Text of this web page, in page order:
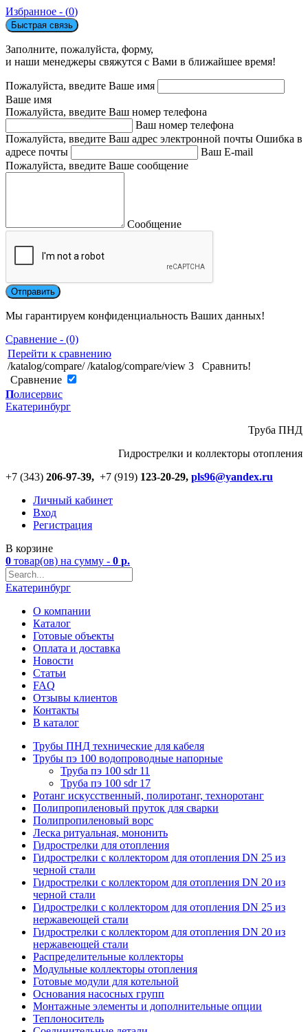
Избранное - (0)
Быстрая связь
Заполните, пожалуйста, форму,
и наши менеджеры свяжутся с Вами в ближайшее время!
Пожалуйста, введите Ваше имя
Ваше имя
Пожалуйста, введите Ваш номер телефона
Ваш номер телефона
Пожалуйста, введите Ваш адрес электронной почты Ошибка в
адресе почты
Ваш E-mail
Пожалуйста, введите Ваше сообщение
Сообщение
Мы гарантируем конфиденциальность Ваших данных!
Сравнение - (0)
Перейти к сравнению
/katalog/compare/ /katalog/compare/view 3
Сравнить!
Cравнение
Полисервис
Екатеринбург
Труба ПНД
Гидрострелки и коллекторы отопления
+7 (343) 206-97-39, +7 (919) 123-20-29, pls96@yandex.ru
Личный кабинет
Вход
Регистрация
В корзине
0 товар(ов) на сумму - 0 р.
Екатеринбург
О компании
Каталог
Готовые объекты
Оплата и доставка
Новости
Статьи
FAQ
Отзывы клиентов
Контакты
В каталог
Трубы ПНД технические для кабеля
Трубы пэ 100 водопроводные напорные
Труба пэ 100 sdr 11
Труба пэ 100 sdr 17
Ротанг искусственный, полиротанг, техноротанг
Полипропиленовый пруток для сварки
Полипропиленовый ворс
Леска ритуальная, мононить
Гидрострелки для отопления
Гидрострелки с коллектором для отопления DN 25 из
черной стали
Гидрострелки с коллектором для отопления DN 20 из
черной стали
Гидрострелки с коллектором для отопления DN 25 из
нержавеющей стали
Гидрострелки с коллектором для отопления DN 20 из
нержавеющей стали
Распределительные коллекторы
Модульные коллекторы отопления
Готовые модули для котельной
Основания насосных групп
Монтажные элементы и дополнительные опции
Теплоноситель